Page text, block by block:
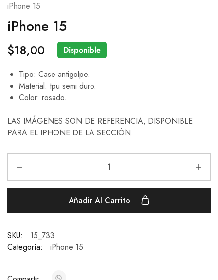
iPhone 15
iPhone 15
$18,00 Disponible
Tipo: Case antigolpe.
Material: tpu semi duro.
Color: rosado.
LAS IMÁGENES SON DE REFERENCIA, DISPONIBLE
PARA EL IPHONE DE LA SECCIÓN.
Añadir Al Carrito
SKU:
15_733
Categoría:
iPhone 15